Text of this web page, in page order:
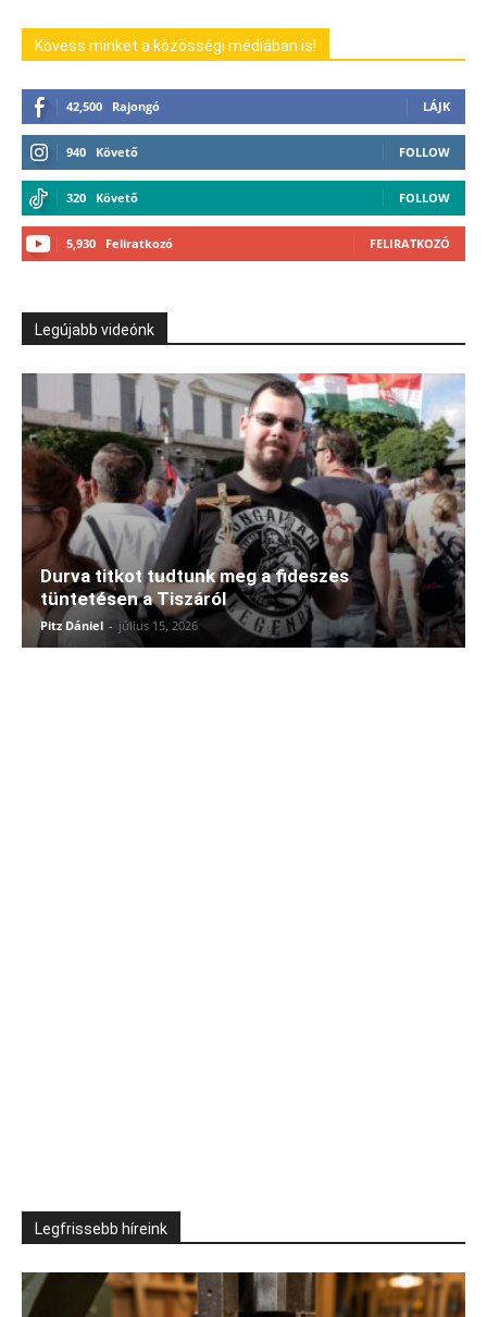
Kövess minket a közösségi médiában is!
42,500 Rajongó LÁJK
940 Követő FOLLOW
320 Követő FOLLOW
5,930 Feliratkozó FELIRATKOZÓ
Legújabb videónk
Durva titkot tudtunk meg a fideszes
tüntetésen a Tiszáról
Pitz Dániel - július 15, 2026
Legfrissebb híreink